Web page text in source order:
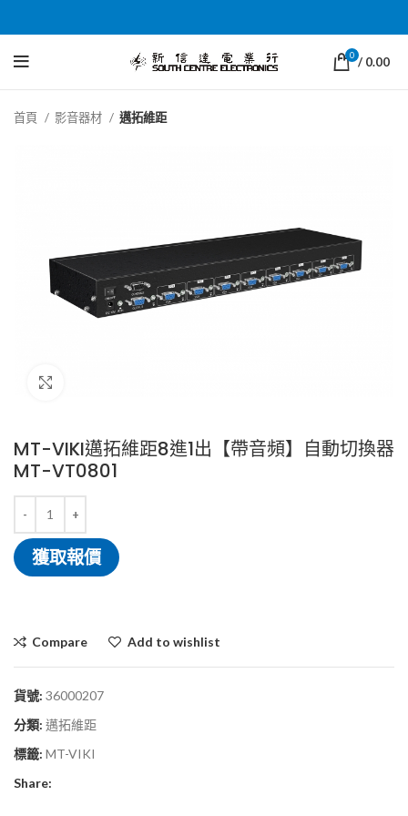
0 / 0.00
首頁 影音器材 邁拓維距
MT-VIKI邁拓維距8進1出【帶音頻】自動切換器
MT-VT0801
獲取報價
Compare Add to wishlist
貨號: 36000207
分類: 邁拓維距
標籤: MT-VIKI
Share: